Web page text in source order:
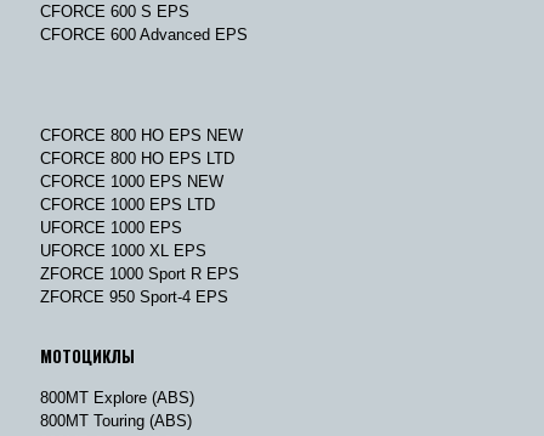
CFORCE 600 S EPS
CFORCE 600 Advanced EPS
CFORCE 800 HO EPS NEW
CFORCE 800 HO EPS LTD
CFORCE 1000 EPS NEW
CFORCE 1000 EPS LTD
UFORCE 1000 EPS
UFORCE 1000 XL EPS
ZFORCE 1000 Sport R EPS
ZFORCE 950 Sport-4 EPS
МОТОЦИКЛЫ
800MT Explore (ABS)
800MT Touring (ABS)